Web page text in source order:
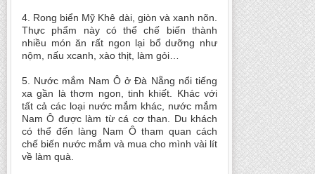
4. Rong biển Mỹ Khê dài, giòn và xanh nõn.
Thực phẩm này có thể chế biến thành
nhiều món ăn rất ngon lại bổ dưỡng như
nộm, nấu xcanh, xào thịt, làm gỏi…
5. Nước mắm Nam Ô ở Đà Nẵng nổi tiếng
xa gần là thơm ngon, tinh khiết. Khác với
tất cả các loại nước mắm khác, nước mắm
Nam Ô được làm từ cá cơ than. Du khách
có thể đến làng Nam Ô tham quan cách
chế biến nước mắm và mua cho mình vài lít
về làm quà.